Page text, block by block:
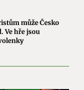
může Česko
Ve hře jsou